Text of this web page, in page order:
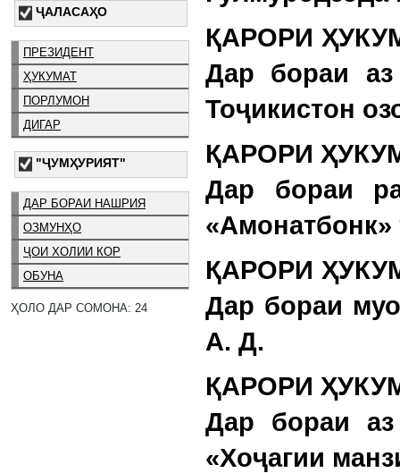
ҶАЛАСАҲО
ПРЕЗИДЕНТ
ҲУКУМАТ
ПОРЛУМОН
ДИГАР
"ҶУМҲУРИЯТ"
ДАР БОРАИ НАШРИЯ
ОЗМУНҲО
ҶОИ ХОЛИИ КОР
ОБУНА
ҲОЛО ДАР СОМОНА: 24
ҚАРОРИ
Дар бораи аз
Тоҷикистон
ҚАРОРИ
Дар бораи
ҚАРОРИ
Дар бораи
А. Д.
ҚАРОРИ
Дар бораи аз
«Хоҷагии